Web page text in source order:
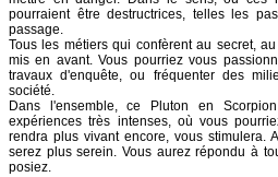
pourraient être destructrices, telles les
passage.
Tous les métiers qui confèrent au secret,
mis en avant. Vous pourriez vous
travaux d'enquête, ou fréquenter des
société.
Dans l'ensemble, ce Pluton en
expériences très intenses, où vous
rendra plus vivant encore, vous stimulera.
serez plus serein. Vous aurez répondu à
posiez.